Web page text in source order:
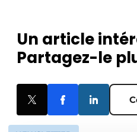
Un article
Partagez-le